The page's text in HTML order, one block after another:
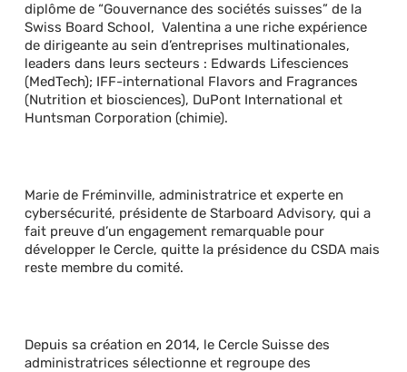
diplôme de “Gouvernance des sociétés suisses” de la
Swiss Board School, Valentina a une riche expérience
de dirigeante au sein d’entreprises multinationales,
leaders dans leurs secteurs : Edwards Lifesciences
(MedTech); IFF-international Flavors and Fragrances
(Nutrition et biosciences), DuPont International et
Huntsman Corporation (chimie).
Marie de Fréminville, administratrice et experte en
cybersécurité, présidente de Starboard Advisory, qui a
fait preuve d’un engagement remarquable pour
développer le Cercle, quitte la présidence du CSDA mais
reste membre du comité.
Depuis sa création en 2014, le Cercle Suisse des
administratrices sélectionne et regroupe des